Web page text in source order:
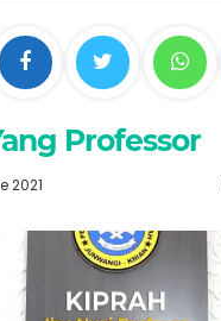
Professor
2021